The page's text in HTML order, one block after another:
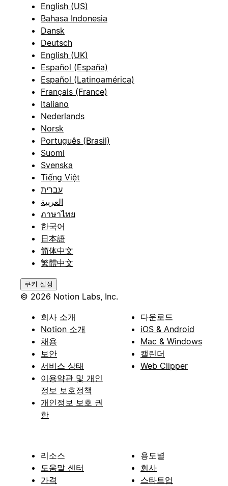
English (US)
Bahasa Indonesia
Dansk
Deutsch
English (UK)
Español (España)
Español (Latinoamérica)
Français (France)
Italiano
Nederlands
Norsk
Português (Brasil)
Suomi
Svenska
Tiếng Việt
עברית
العربية
ภาษาไทย
한국어
日本語
简体中文
繁體中文
쿠키 설정
© 2026 Notion Labs, Inc.
회사 소개
Notion 소개
채용
보안
서비스 상태
이용약관 및 개인
정보 보호정책
개인정보 보호 권
한
다운로드
iOS & Android
Mac & Windows
캘린더
Web Clipper
리소스
도움말 센터
가격
용도별
회사
스타트업